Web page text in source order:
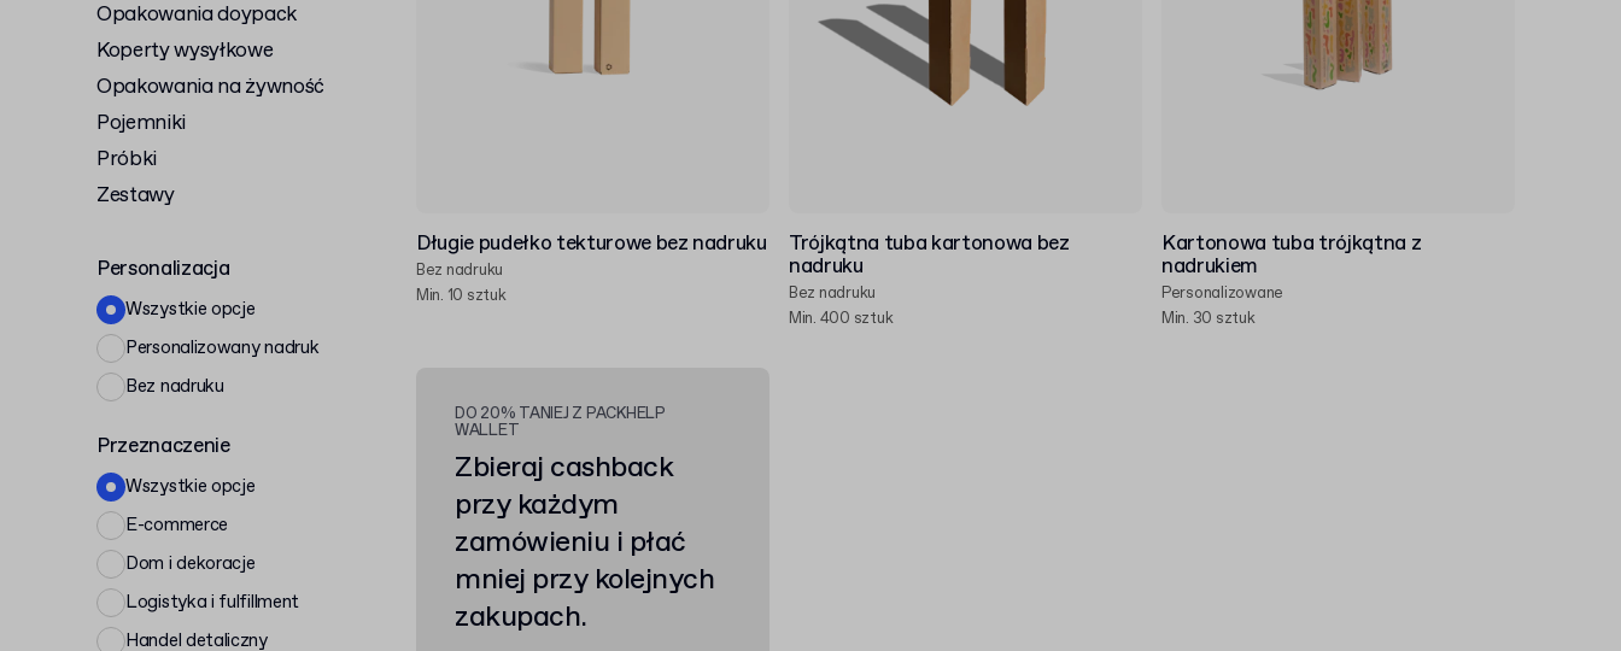
Opakowania doypack
Koperty wysyłkowe
Opakowania na żywność
Pojemniki
Próbki
Zestawy
Personalizacja
Wszystkie opcje
Personalizowany nadruk
Bez nadruku
Przeznaczenie
Wszystkie opcje
E-commerce
Dom i dekoracje
Logistyka i fulfillment
Handel detaliczny
Długie pudełko tekturowe bez nadruku
Bez nadruku
Min. 10 sztuk
Trójkątna tuba kartonowa bez
nadruku
Bez nadruku
Min. 400 sztuk
Kartonowa tuba trójkątna z
nadrukiem
Personalizowane
Min. 30 sztuk
DO 20% TANIEJ Z PACKHELP
WALLET
Zbieraj cashback
przy każdym
zamówieniu i płać
mniej przy kolejnych
zakupach.